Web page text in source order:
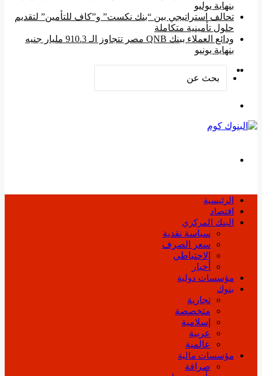
بنهاية يوليو
تحالف استراتيجي بين “بنك نكست” و”كاف للتأمين” لتقديم
حلول تأمينية متكاملة
ودائع العملاء ببنك QNB مصر تتجاوز الـ 910.3 مليار جنيه
بنهاية يونيو
فيسبوك
‫YouTube
القائمة
بحث
الرئيسية
اقتصاد
البنك المركزي
سياسة نقدية
سعر الصرف
الاحتياطي
أخبار
مؤسسات دولية
بنوك
تجارية
متخصصة
إسلامية
عربية
عالمية
مؤسسات مالية
صرافة